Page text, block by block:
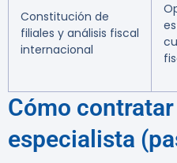
Constitución de
filiales y análisis fiscal
internacional
Cómo
especialista